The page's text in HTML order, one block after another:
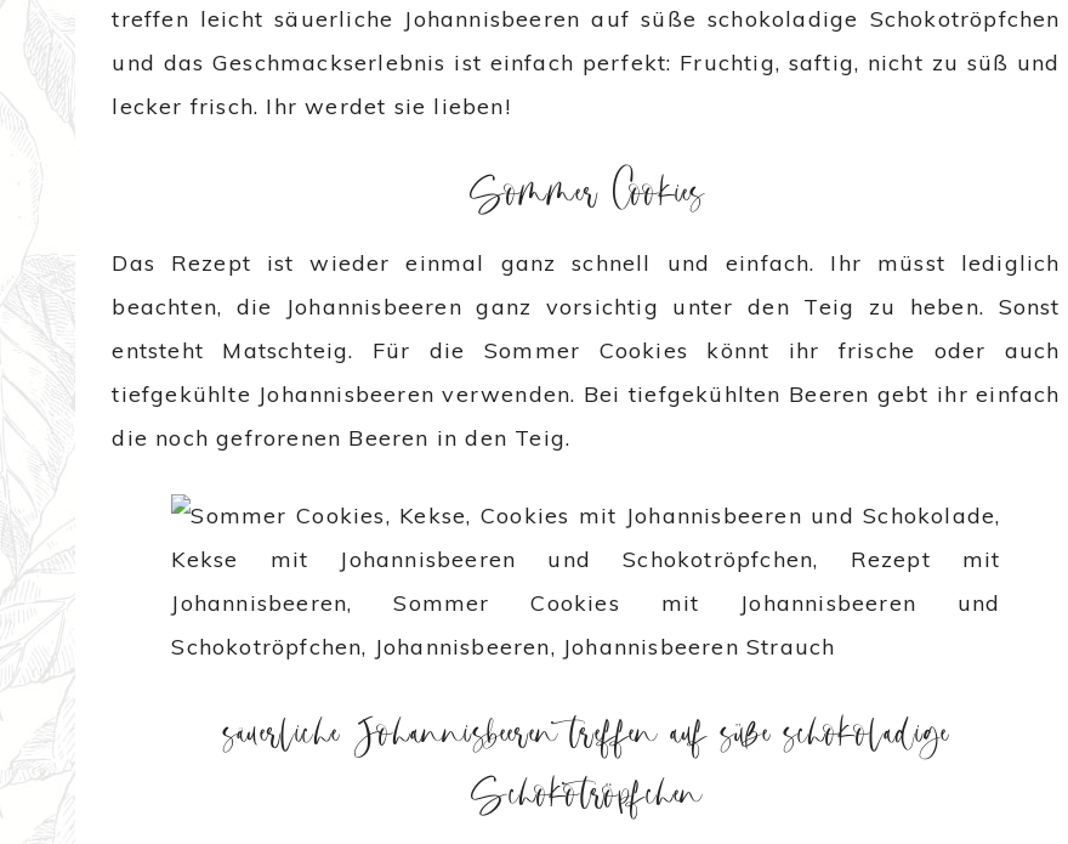
treffen leicht säuerliche Johannisbeeren auf süße schokoladige Schokotröpfchen
und das Geschmackserlebnis ist einfach perfekt: Fruchtig, saftig, nicht zu süß und
lecker frisch. Ihr werdet sie lieben!
Sommer Cookies
Das Rezept ist wieder einmal ganz schnell und einfach. Ihr müsst lediglich
beachten, die Johannisbeeren ganz vorsichtig unter den Teig zu heben. Sonst
entsteht Matschteig. Für die Sommer Cookies könnt ihr frische oder auch
tiefgekühlte Johannisbeeren verwenden. Bei tiefgekühlten Beeren gebt ihr einfach
die noch gefrorenen Beeren in den Teig.
säuerliche Johannisbeeren treffen auf süße schokoladige
Schokotröpfchen